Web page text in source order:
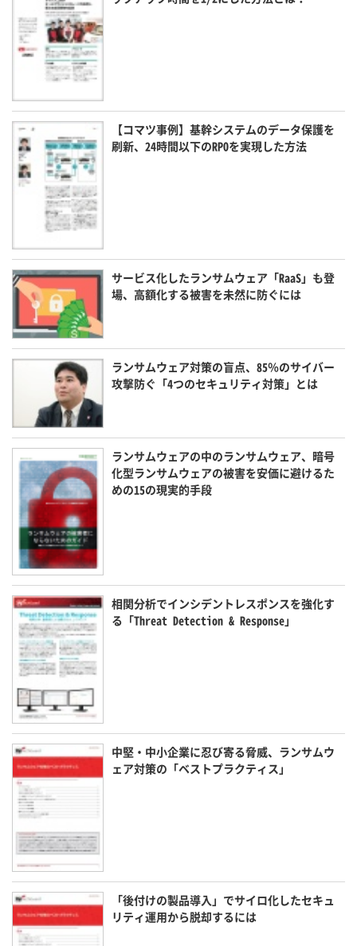
【コマツ事例】基幹システムのデータ保護を
刷新、24時間以下のRPOを実現した方法
サービス化したランサムウェア「RaaS」も登
場、高額化する被害を未然に防ぐには
ランサムウェア対策の盲点、85％のサイバー
攻撃防ぐ「4つのセキュリティ対策」とは
ランサムウェアの中のランサムウェア、暗号
化型ランサムウェアの被害を安価に避けるた
めの15の現実的手段
相関分析でインシデントレスポンスを強化す
る「Threat Detection & Response」
中堅・中小企業に忍び寄る脅威、ランサムウ
ェア対策の「ベストプラクティス」
「後付けの製品導入」でサイロ化したセキュ
リティ運用から脱却するには